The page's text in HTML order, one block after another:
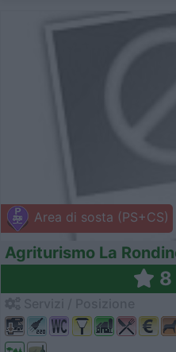
Area di sosta (PS+CS)
Agriturismo La
8